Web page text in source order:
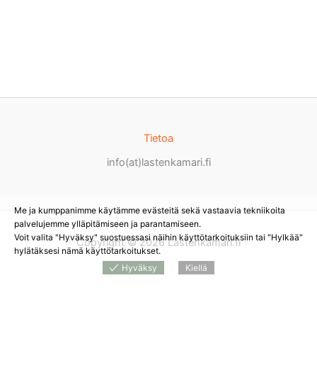
Tietoa
info(at)lastenkamari.fi
Copyright © 2026 Lastenkamari.fi
Me ja kumppanimme käytämme evästeitä sekä vastaavia tekniikoita
palvelujemme ylläpitämiseen ja parantamiseen.
Voit valita "Hyväksy" suostuessasi näihin käyttötarkoituksiin tai "Hylkää"
hylätäksesi nämä käyttötarkoitukset.
Hyväksy
Kiellä